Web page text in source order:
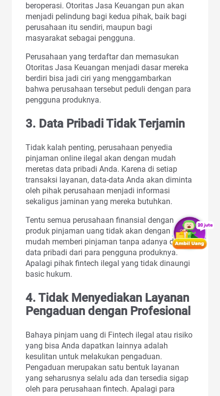
beroperasi. Otoritas Jasa Keuangan pun akan
menjadi pelindung bagi kedua pihak, baik bagi
perusahaan itu sendiri, maupun bagi
masyarakat sebagai pengguna.
Perusahaan yang terdaftar dan memasukan
Otoritas Jasa Keuangan menjadi dasar mereka
berdiri bisa jadi ciri yang menggambarkan
bahwa perusahaan tersebut peduli dengan para
pengguna produknya.
3. Data Pribadi Tidak Terjamin
Tidak kalah penting, perusahaan penyedia
pinjaman online ilegal akan dengan mudah
meretas data pribadi Anda. Karena di setiap
transaksi layanan, data-data Anda akan diminta
oleh pihak perusahaan menjadi informasi
sekaligus jaminan yang mereka butuhkan.
Tentu semua perusahaan finansial dengan
produk pinjaman uang tidak akan dengan
mudah memberi pinjaman tanpa adanya data-
data pribadi dari para pengguna produknya.
Apalagi pihak fintech ilegal yang tidak dinaungi
basic hukum.
4. Tidak Menyediakan Layanan
Pengaduan dengan Profesional
Bahaya pinjam uang di Fintech ilegal atau risiko
yang bisa Anda dapatkan lainnya adalah
kesulitan untuk melakukan pengaduan.
Pengaduan merupakan satu bentuk layanan
yang seharusnya selalu ada dan tersedia sigap
oleh para perusahaan fintech. Apalagi para